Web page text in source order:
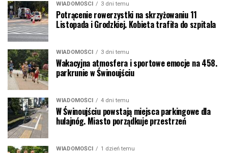
WIADOMOŚCI 3 dni temu
Potrącenie rowerzystki na skrzyżowaniu 11
Listopada i Grodzkiej. Kobieta trafiła do szpitala
WIADOMOŚCI 3 dni temu
Wakacyjna atmosfera i sportowe emocje na 458.
parkrunie w Świnoujściu
WIADOMOŚCI 4 dni temu
W Świnoujściu powstają miejsca parkingowe dla
hulajnóg. Miasto porządkuje przestrzeń
WIADOMOŚCI 1 dzień temu